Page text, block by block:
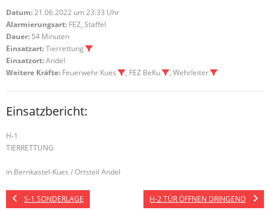
Datum:21.06.2022 um 23:33 Uhr
Alarmierungsart: FEZ, Staffel
Dauer: 54 Minuten
Einsatzart:Tierrettung
Einsatzort:Andel
Weitere Kräfte: Feuerwehr Kues , FEZ BeKu , Wehrleiter
Einsatzbericht:
H-1
TIERRETTUNG
in Bernkastel-Kues / Ortsteil Andel
S-1 SONDERLAGE H-2 TÜR ÖFFNEN DRINGEND